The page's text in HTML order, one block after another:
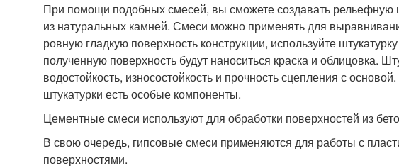
При помощи подобных смесей, вы сможете создавать рельефную
из натуральных камней. Смеси можно применять для
ровную гладкую поверхность конструкции, используйте
полученную поверхность будут наноситься краска и облицовка.
водостойкость, износостойкость и прочность сцепления с
штукатурки есть особые компоненты.
Цементные смеси используют для обработки поверхностей из
В свою очередь, гипсовые смеcи применяются для работы с
поверхностями.